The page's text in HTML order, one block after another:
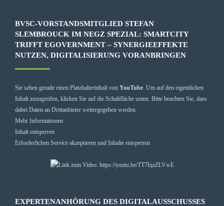
BVSC-VORSTANDSMITGLIED STEFAN
SLEMBROUCK IM NEGZ SPEZIAL: SMARTCITY
TRIFFT EGOVERNMENT – SYNERGIEEFFEKTE
NUTZEN, DIGITALISIERUNG VORANBRINGEN
Sie sehen gerade einen Platzhalterinhalt von YouTube. Um auf den eigentlichen
Inhalt zuzugreifen, klicken Sie auf die Schaltfläche unten. Bitte beachten Sie, dass
dabei Daten an Drittanbieter weitergegeben werden.
Mehr Informationen
Inhalt entsperren
Erforderlichen Service akzeptieren und Inhalte entsperren
EXPERTENANHÖRUNG DES DIGITALAUSSCHUSSES